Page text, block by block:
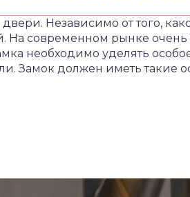
Независимо от того,
На современном рынке
необходимо уделять
Замок должен иметь такие